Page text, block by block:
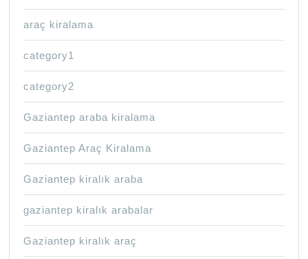
araç kiralama
category1
category2
Gaziantep araba kiralama
Gaziantep Araç Kiralama
Gaziantep kiralık araba
gaziantep kiralık arabalar
Gaziantep kiralık araç